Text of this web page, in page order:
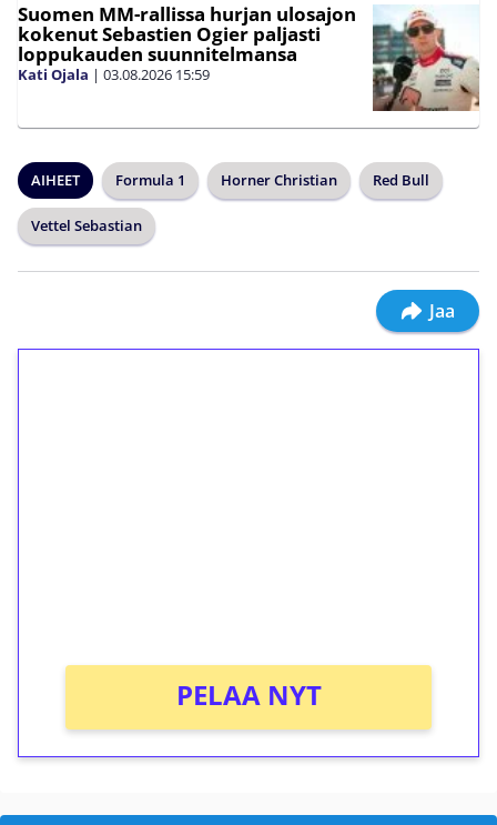
Suomen MM-rallissa hurjan ulosajon
kokenut Sebastien Ogier paljasti
loppukauden suunnitelmansa
Kati Ojala | 03.08.2026 15:59
AIHEET Formula 1 Horner Christian Red Bull
Vettel Sebastian
Jaa
PELAA NYT